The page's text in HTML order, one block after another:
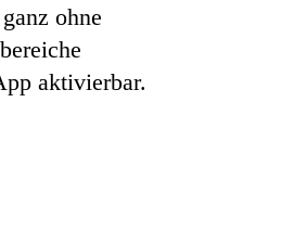
ohne
aktivierbar.